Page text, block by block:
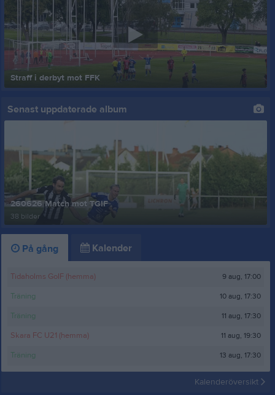
Straff i derbyt mot FFK
Senast uppdaterade album
260626 Match mot TGIF
38 bilder
På gång Kalender
Tidaholms GoIF (hemma) 9 aug, 17:00
Träning 10 aug, 17:30
Träning 11 aug, 17:30
Skara FC U21 (hemma) 11 aug, 19:30
Träning 13 aug, 17:30
Kalenderöversikt